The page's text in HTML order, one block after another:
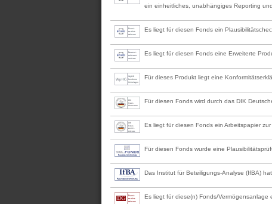
ein einheitliches, unabhängiges Reporting
Es liegt für diesen Fonds ein
Es liegt für diesen Fonds eine Erweiterte
Für dieses Produkt liegt eine
Für diesen Fonds wird durch das DIK
Es liegt für diesen Fonds ein Arbeitspapier
Für diesen Fonds wurde eine
Das Institut für Beteiligungs-Analyse (IfBA)
Es liegt für diese(n) Fonds/Vermögensanlage